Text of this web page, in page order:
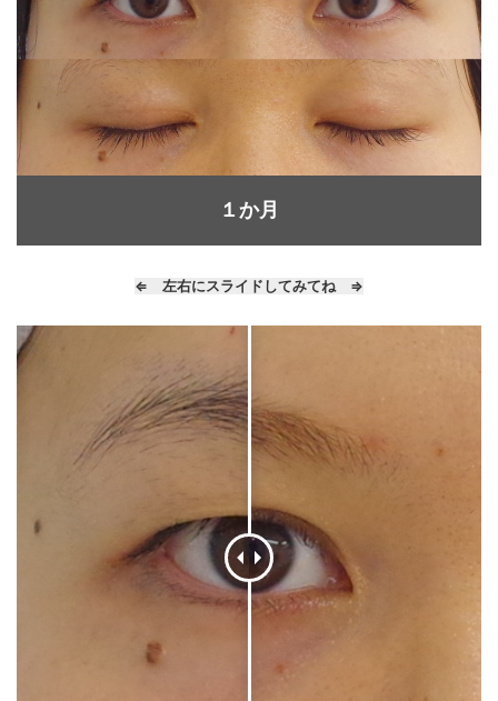
１か月
⇐ 左右にスライドしてみてね ⇒